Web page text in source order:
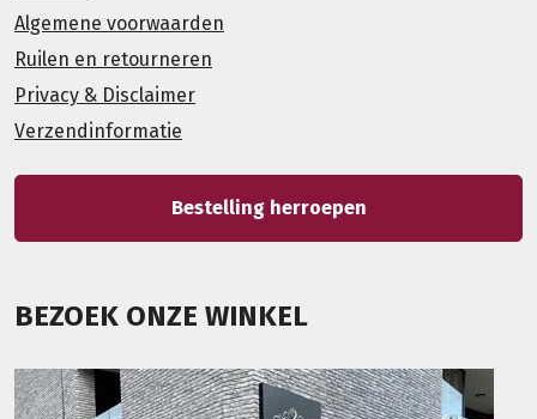
Algemene voorwaarden
Ruilen en retourneren
Privacy & Disclaimer
Verzendinformatie
Bestelling herroepen
BEZOEK ONZE WINKEL